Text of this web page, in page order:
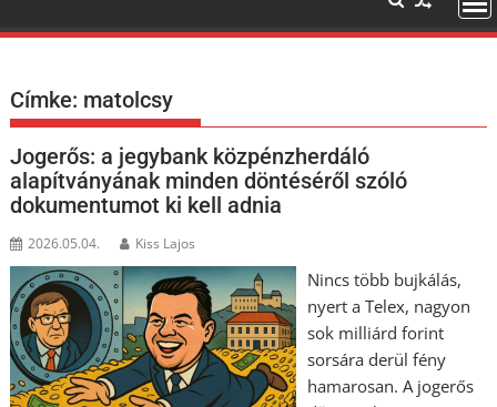
Címke: matolcsy
Jogerős: a jegybank közpénzherdáló
alapítványának minden döntéséről szóló
dokumentumot ki kell adnia
2026.05.04. Kiss Lajos
Nincs több bujkálás,
nyert a Telex, nagyon
sok milliárd forint
sorsára derül fény
hamarosan. A jogerős